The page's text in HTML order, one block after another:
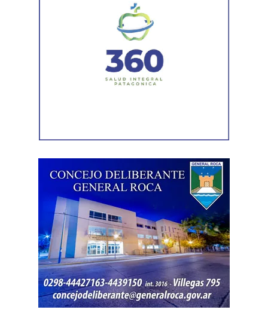
una segunda instancia se incorporará el buque MKII, con
lo que ambas unidades alcanzarán una capacidad
conjunta cercana a los 6 millones de toneladas de GNL
Río Negro se prepara para exportar
proyecto contempla infraestructura terrestre y submarina,
instalaciones de compresión y sistemas de amarre frente
a la costa rionegrina.
Esta nueva etapa productiva posiciona al Golfo San
Matías como un punto estratégico para la salida de la
energía argentina al mundo y fortalece el desarrollo
portuario, logístico e industrial de la Región Atlántica.